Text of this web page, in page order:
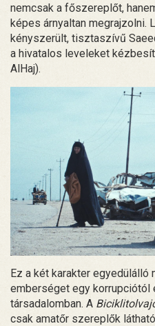
nemcsak a főszereplőt,
képes árnyaltan megrajzolni.
kényszerült, tisztaszívű
a hivatalos leveleket
AlHaj).
Ez a két karakter egyedülálló
emberséget egy korrupciótól
társadalomban. A
csak amatőr szereplők